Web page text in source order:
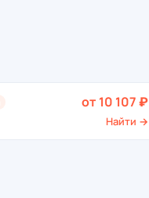
от 10 107 ₽
Найти →